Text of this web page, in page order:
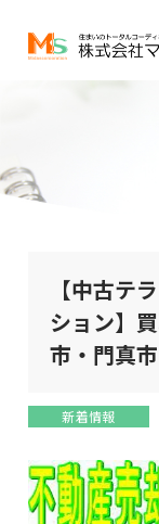
【中古テ
ション】
市・門真
新着情報